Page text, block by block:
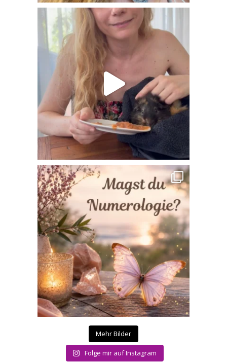
Mehr Bilder
Folge mir auf Instagram